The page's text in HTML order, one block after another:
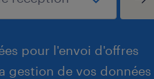
pour l'envoi d'offres
gestion de vos données